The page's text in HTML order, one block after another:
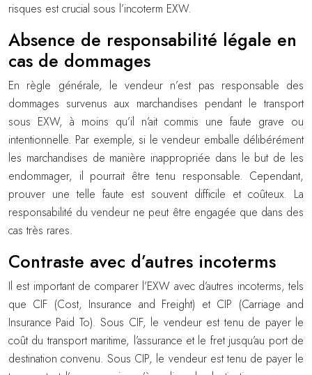
risques est crucial sous l’incoterm EXW.
Absence de responsabilité légale en
cas de dommages
En règle générale, le vendeur n’est pas responsable des
dommages survenus aux marchandises pendant le transport
sous EXW, à moins qu’il n’ait commis une faute grave ou
intentionnelle. Par exemple, si le vendeur emballe délibérément
les marchandises de manière inappropriée dans le but de les
endommager, il pourrait être tenu responsable. Cependant,
prouver une telle faute est souvent difficile et coûteux. La
responsabilité du vendeur ne peut être engagée que dans des
cas très rares.
Contraste avec d’autres incoterms
Il est important de comparer l’EXW avec d’autres incoterms, tels
que CIF (Cost, Insurance and Freight) et CIP (Carriage and
Insurance Paid To). Sous CIF, le vendeur est tenu de payer le
coût du transport maritime, l’assurance et le fret jusqu’au port de
destination convenu. Sous CIP, le vendeur est tenu de payer le